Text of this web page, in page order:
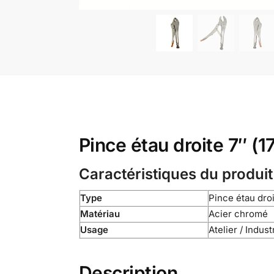
Pince étau droite 7″
Caractéristiques du produit
Type
Pince étau
Matériau
Acier chromé
Usage
Atelier /